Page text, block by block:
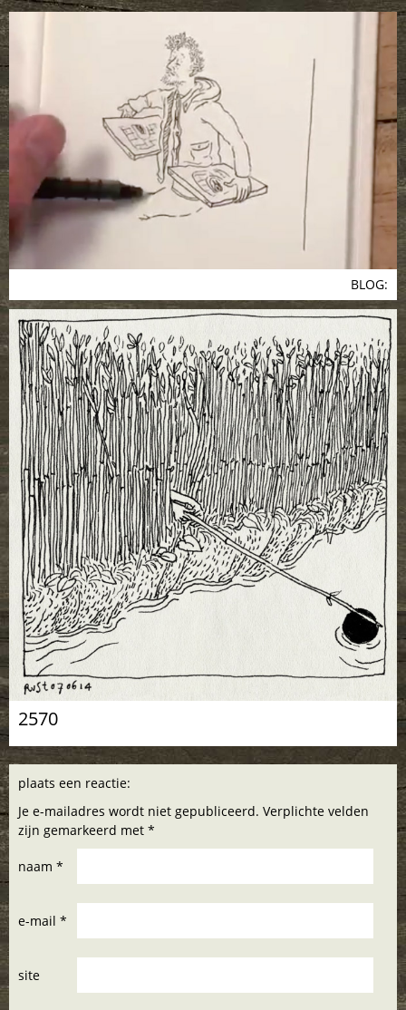
BLOG:
2570
plaats een reactie:
Je e-mailadres wordt niet gepubliceerd. Verplichte velden
zijn gemarkeerd met *
naam *
e-mail *
site